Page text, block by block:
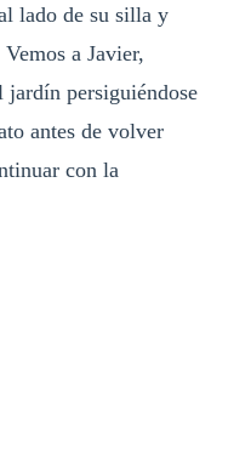
lado de su silla y
a Javier,
persiguiéndose
antes de volver
con la